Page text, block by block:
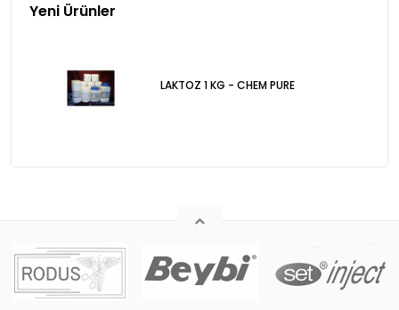
Yeni Ürünler
LAKTOZ 1 KG - CHEM PURE